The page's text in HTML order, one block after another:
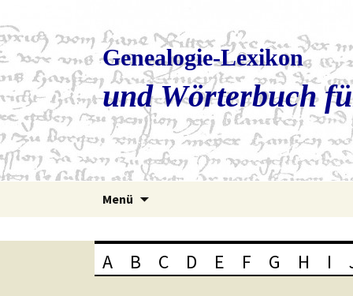
Genealogie-Lexikon
und Wörterbuch
Menü
A B C D E F G H I